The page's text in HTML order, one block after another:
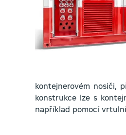
kontejnerovém nosiči,
konstrukce lze s
například pomocí